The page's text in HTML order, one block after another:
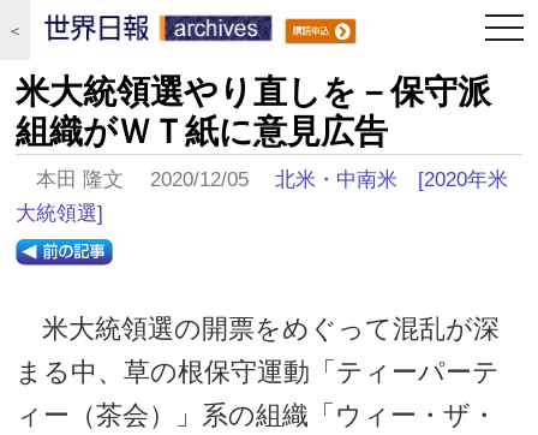
＜
米大統領選やり直しを－保守派
組織がＷＴ紙に意見広告
本田 隆文 2020/12/05北米・中南米
[2020年米
大統領選]
米大統領選の開票をめぐって混乱が深
まる中、草の根保守運動「ティーパーテ
ィー（茶会）」系の組織「ウィー・ザ・